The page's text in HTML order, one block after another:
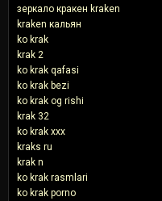
зеркало кракен kraken
kraken кальян
ko krak
krak 2
ko krak qafasi
ko krak bezi
ko krak og rishi
krak 32
ko krak xxx
kraks ru
krak n
ko krak rasmlari
ko krak porno